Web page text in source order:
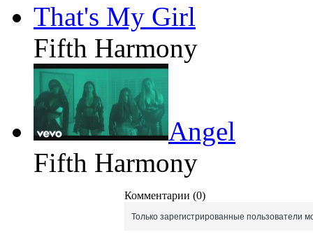
That's My Girl
Fifth Harmony
Angel
Fifth Harmony
Комментарии (0)
Только зарегистрированные пользователи